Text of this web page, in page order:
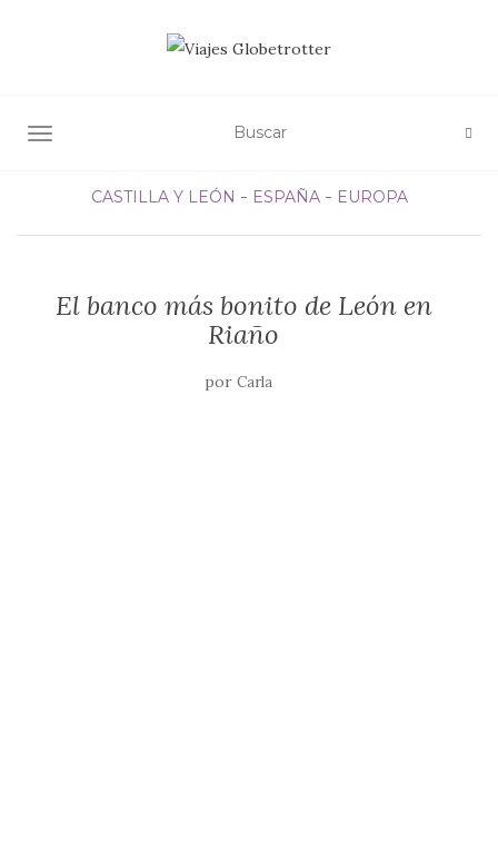
ALTERNAR NAVEGACIÓN
CASTILLA Y LEÓN ESPAÑA EUROPA
El banco más bonito de León en
Riaño
por Carla